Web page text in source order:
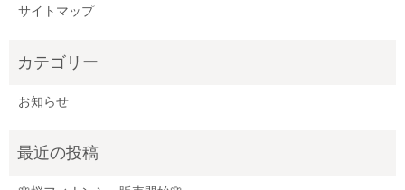
サイトマップ
お知らせ